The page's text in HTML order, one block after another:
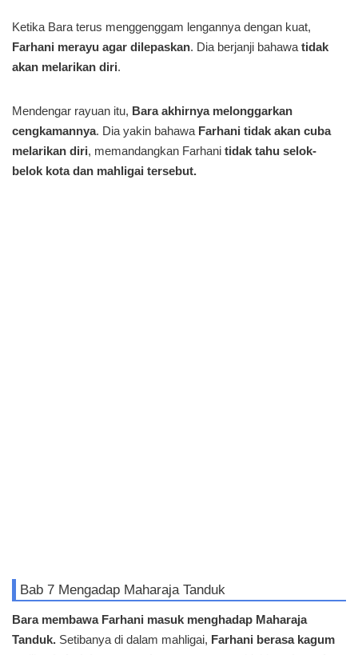
Ketika Bara terus menggenggam lengannya dengan kuat,
Farhani merayu agar dilepaskan. Dia berjanji bahawa tidak
akan melarikan diri.
Mendengar rayuan itu, Bara akhirnya melonggarkan
cengkamannya. Dia yakin bahawa Farhani tidak akan cuba
melarikan diri, memandangkan Farhani tidak tahu selok-
belok kota dan mahligai tersebut.
Bab 7 Mengadap Maharaja Tanduk
Bara membawa Farhani masuk menghadap Maharaja
Tanduk. Setibanya di dalam mahligai, Farhani berasa kagum